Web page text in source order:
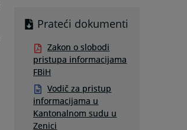
Prateći dokumenti
Zakon o slobodi
pristupa informacijama
FBiH
Vodič za pristup
informacijama u
Kantonalnom sudu u
Zenici